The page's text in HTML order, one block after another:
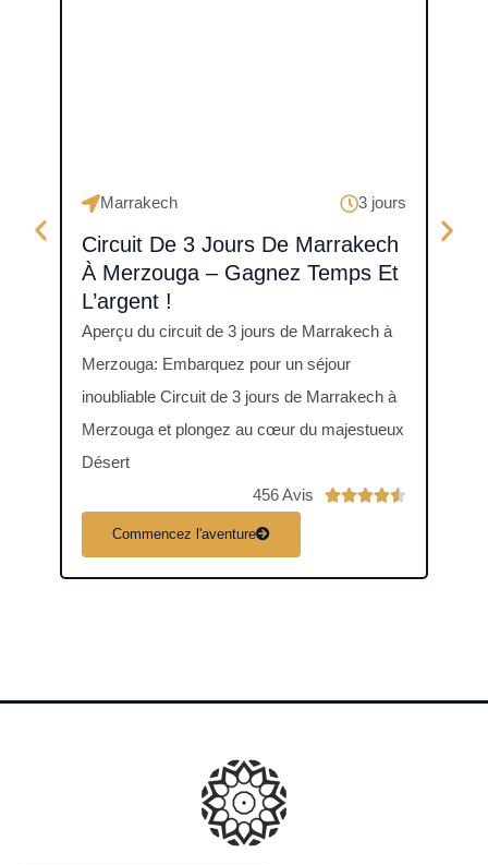
Marrakech 3 jours
Circuit De 3 Jours De Marrakech
À Merzouga – Gagnez Temps Et
L’argent !
Aperçu du circuit de 3 jours de Marrakech à
Merzouga: Embarquez pour un séjour
inoubliable Circuit de 3 jours de Marrakech à
Merzouga et plongez au cœur du majestueux
Désert
456 Avis

Commencez l'aventure